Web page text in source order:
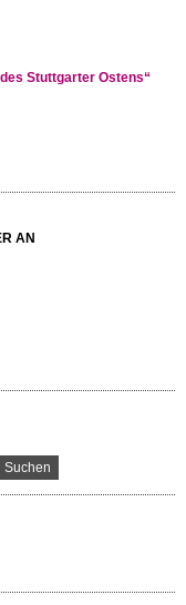
Stuttgarter Ostens“
AN